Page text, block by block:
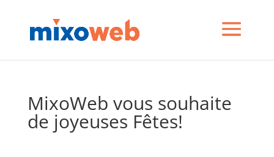
MixoWeb vous souhaite
de joyeuses Fêtes!